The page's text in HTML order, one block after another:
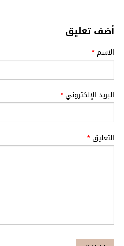
أضف تعليق
الاسم*
البريد الإلكتروني*
التعليق*